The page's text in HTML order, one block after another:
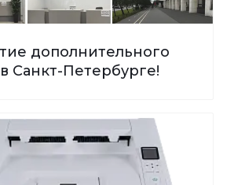
дополнительного
Санкт-Петербурге!